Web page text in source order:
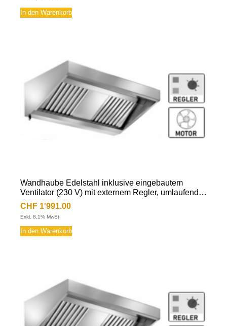
Leuchtstoffröhre, Fettablassventil
In den Warenkorb
Wandhaube Edelstahl inklusive eingebautem
Ventilator (230 V) mit externem Regler, umlaufende
Fettauffangrinne, herausnehmbare
Flammschutzfilter Typ-B, Beleuchtung mit
Leuchtstoffröhre, Fettablassventil
CHF 1'991.00
Exkl. 8,1% MwSt.
In den Warenkorb